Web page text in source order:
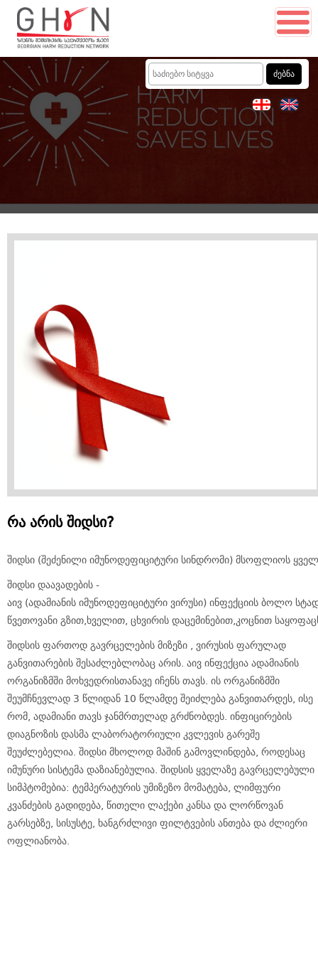
რა არის შიდსი?
შიდსი (შეძენილი იმუნოდეფიციტური სინდრომი) მსოფლიოს
შიდსი დაავადების -
აივ (ადამიანის იმუნოდეფიციტური ვირუსი) ინფექციის ბოლო
წვეთოვანი გზით,ხველით, ცხვირის დაცემინებით,კოცნით
შიდსის ფართოდ გავრცელების მიზეზი , ვირუსის ფარულად
განვითარების შესაძლებლობაც არის. აივ ინფექცია ადამიანის
ორგანიზმში მოხვედრისთანავე იჩენს თავს. ის ორგანიზმში
შეუმჩნევლად 3 წლიდან 10 წლამდე შეიძლება განვითარდეს, ისე
რომ, ადამიანი თავს ჯანმრთელად გრძნობდეს. ინფიცირების
დიაგნოზის დასმა ლაბორატორიული კვლევის გარეშე
შეუძლებელია. შიდსი მხოლოდ მაშინ გამოვლინდება, როდესაც
იმუნური სისტემა დაზიანებულია. შიდსის ყველაზე გავრცელებული
სიმპტომებია: ტემპერატურის უმიზეზო მომატება, ლიმფური
კვანძების გადიდება, წითელი ლაქები კანსა და ლორწოვან
გარსებზე, სისუსტე, ხანგრძლივი ფილტვების ანთება და ძლიერი
ოფლიანობა.